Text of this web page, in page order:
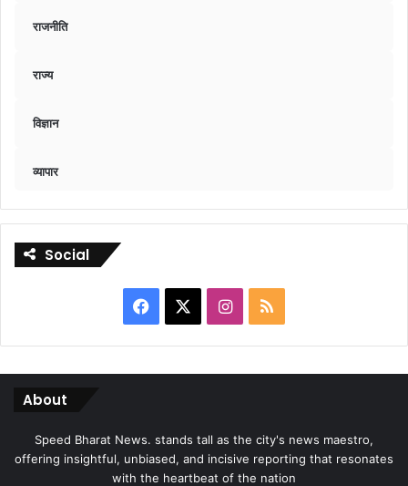
राजनीति
राज्य
विज्ञान
व्यापार
Social
Facebook Instagram
RSS
About
Speed Bharat News. stands tall as the city's news maestro,
offering insightful, unbiased, and incisive reporting that resonates
with the heartbeat of the nation